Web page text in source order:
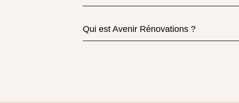
Qui est Avenir Rénovations ?